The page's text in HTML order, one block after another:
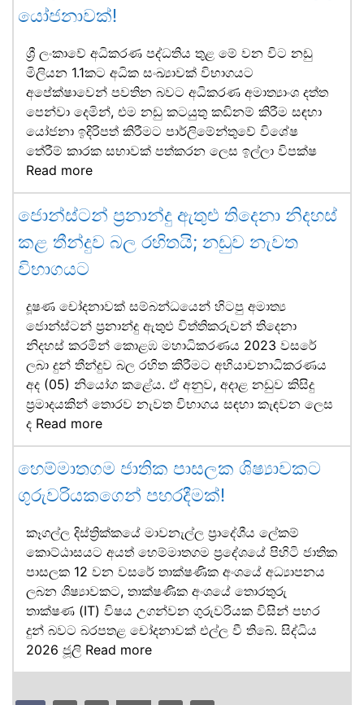
යෝජනාවක්!
ශ්‍රී ලංකාවේ අධිකරණ පද්ධතිය තුළ මේ වන විට නඩු
මිලියන 1.1කට අධික සංඛ්‍යාවක් විභාගයට
අපේක්ෂාවෙන් පවතින බවට අධිකරණ අමාත්‍යාංශ දත්ත
පෙන්වා දෙමින්, එම නඩු කටයුතු කඩිනම් කිරීම සඳහා
යෝජනා ඉදිරිපත් කිරීමට පාර්ලිමේන්තුවේ විශේෂ
තේරීම් කාරක සභාවක් පත්කරන ලෙස ඉල්ලා විපක්ෂ
Read more
ජොන්ස්ටන් ප්‍රනාන්දු ඇතුළු තිදෙනා නිදහස්
කළ තීන්දුව බල රහිතයි; නඩුව නැවත
විභාගයට
දූෂණ චෝදනාවක් සම්බන්ධයෙන් හිටපු අමාත්‍ය
ජොන්ස්ටන් ප්‍රනාන්දු ඇතුළු විත්තිකරුවන් තිදෙනා
නිදහස් කරමින් කොළඹ මහාධිකරණය 2023 වසරේ
ලබා දුන් තීන්දුව බල රහිත කිරීමට අභියාචනාධිකරණය
අද (05) නියෝග කළේය. ඒ අනුව, අදාළ නඩුව කිසිදු
ප්‍රමාදයකින් තොරව නැවත විභාගය සඳහා කැඳවන ලෙස
ද Read more
හෙම්මාතගම ජාතික පාසලක ශිෂ්‍යාවකට
ගුරුවරියකගෙන් පහරදීමක්!
කෑගල්ල දිස්ත්‍රික්කයේ මාවනැල්ල ප්‍රාදේශීය ලේකම්
කොට්ඨාසයට අයත් හෙම්මාතගම ප්‍රදේශයේ පිහිටි ජාතික
පාසලක 12 වන වසරේ තාක්ෂණික අංශයේ අධ්‍යාපනය
ලබන ශිෂ්‍යාවකට, තාක්ෂණික අංශයේ තොරතුරු
තාක්ෂණ (IT) විෂය උගන්වන ගුරුවරියක විසින් පහර
දුන් බවට බරපතළ චෝදනාවක් එල්ල වී තිබේ. සිද්ධිය
2026 ජූලි Read more